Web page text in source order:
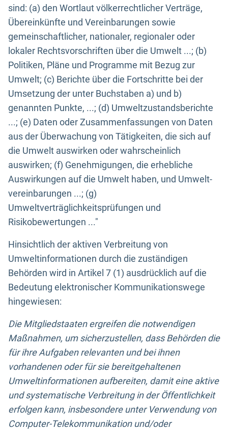
sind: (a) den Wortlaut völkerrechtlicher Verträge,
Übereinkünfte und Vereinbarungen sowie
gemeinschaftlicher, nationaler, regionaler oder
lokaler Rechtsvorschriften über die Umwelt ...; (b)
Politiken, Pläne und Programme mit Bezug zur
Umwelt; (c) Berichte über die Fortschritte bei der
Umsetzung der unter Buchstaben a) und b)
genannten Punkte, ...; (d) Umweltzustandsberichte
...; (e) Daten oder Zusammenfassungen von Daten
aus der Überwachung von Tätigkeiten, die sich auf
die Umwelt auswirken oder wahrscheinlich
auswirken; (f) Genehmigungen, die erhebliche
Auswirkungen auf die Umwelt haben, und Umwelt-
vereinbarungen ...; (g)
Umweltverträglichkeitsprüfungen und
Risikobewertungen ..."
Hinsichtlich der aktiven Verbreitung von
Umweltinformationen durch die zuständigen
Behörden wird in Artikel 7 (1) ausdrücklich auf die
Bedeutung elektronischer Kommunikationswege
hingewiesen:
Die Mitgliedstaaten ergreifen die notwendigen
Maßnahmen, um sicherzustellen, dass Behörden die
für ihre Aufgaben relevanten und bei ihnen
vorhandenen oder für sie bereitgehaltenen
Umweltinformationen aufbereiten, damit eine aktive
und systematische Verbreitung in der Öffentlichkeit
erfolgen kann, insbesondere unter Verwendung von
Computer-Telekommunikation und/oder